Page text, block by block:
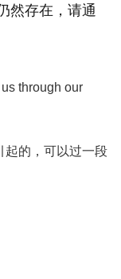
然存在，请通
through our
起的，可以过一段